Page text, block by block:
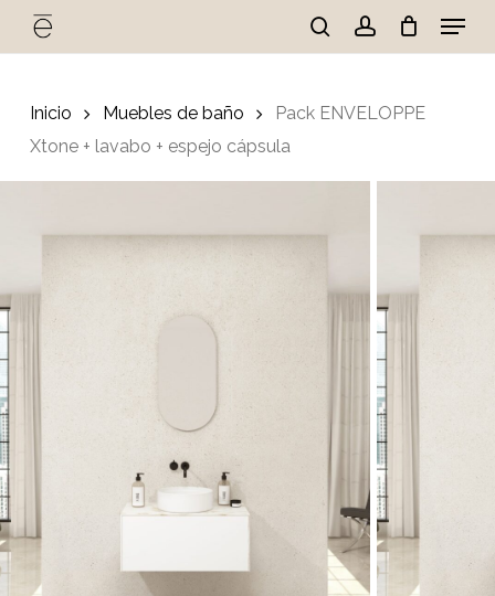
searchaccount
Menu
Cart Close
Inicio Muebles de baño
Pack ENVELOPPE
Xtone + lavabo + espejo cápsula